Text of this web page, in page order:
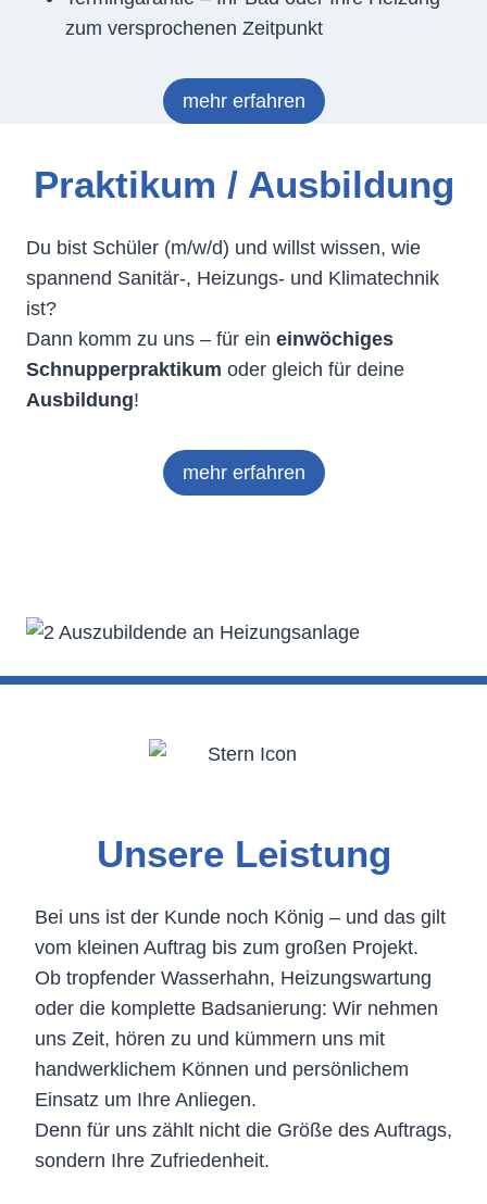
zum versprochenen Zeitpunkt
mehr erfahren
Praktikum / Ausbildung
Du bist Schüler (m/w/d) und willst wissen, wie
spannend Sanitär-, Heizungs- und Klimatechnik
ist?
Dann komm zu uns – für ein einwöchiges
Schnupperpraktikum oder gleich für deine
Ausbildung!
mehr erfahren
Unsere Leistung
Bei uns ist der Kunde noch König – und das gilt
vom kleinen Auftrag bis zum großen Projekt.
Ob tropfender Wasserhahn, Heizungswartung
oder die komplette Badsanierung: Wir nehmen
uns Zeit, hören zu und kümmern uns mit
handwerklichem Können und persönlichem
Einsatz um Ihre Anliegen.
Denn für uns zählt nicht die Größe des Auftrags,
sondern Ihre Zufriedenheit.